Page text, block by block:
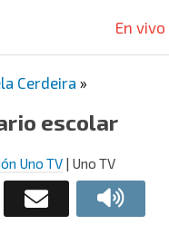
En vivo
Cerdeira »
escolar
Uno TV| Uno TV